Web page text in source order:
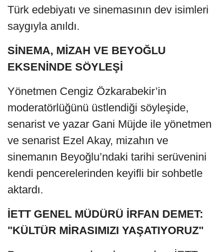
Türk edebiyatı ve sinemasının dev isimleri
saygıyla anıldı.
SİNEMA, MİZAH VE BEYOĞLU
EKSENİNDE SÖYLEŞİ
Yönetmen Cengiz Özkarabekir’in
moderatörlüğünü üstlendiği söyleşide,
senarist ve yazar Gani Müjde ile yönetmen
ve senarist Ezel Akay, mizahın ve
sinemanın Beyoğlu’ndaki tarihi serüvenini
kendi pencerelerinden keyifli bir sohbetle
aktardı.
İETT GENEL MÜDÜRÜ İRFAN DEMET:
"KÜLTÜR MİRASIMIZI YAŞATIYORUZ"